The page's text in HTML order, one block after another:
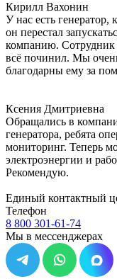
Кирилл Вахонин
У нас есть
он перестал
компанию. Сотрудник
всё починил. Мы
благодарны ему за
Ксения Дмитриевна
Обращались в
генератора, ребята
мониторинг. Теперь
электроэнергии и
Рекомендую.
Единый контактный
Телефон
8 800 301-61-74
Мы в мессенджерах